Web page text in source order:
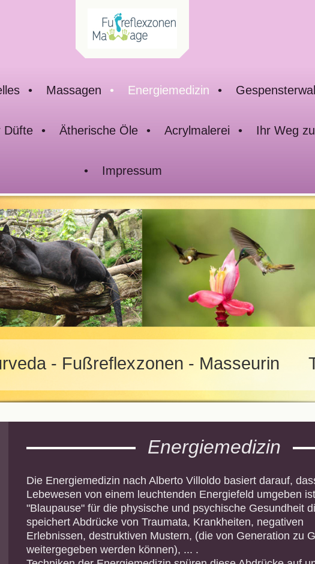
Massagen Energiemedizin
Düfte Ätherische Öle Acrylmalerei Ihr Weg
Impressum
- Fußreflexzonen - Masseurin
Energiemedizin
Die Energiemedizin nach Alberto Villoldo basiert darauf,
Lebewesen von einem leuchtenden Energiefeld umgeben
"Blaupause" für die physische und psychische Gesundheit
speichert Abdrücke von Traumata, Krankheiten, negativen
Erlebnissen, destruktiven Mustern, (die von Generation zu
weitergegeben werden können), ... .